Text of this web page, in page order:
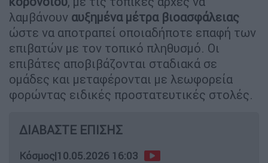
λαμβάνουν αυξημένα μέτρα βιοασφάλειας
ώστε να αποτραπεί οποιαδήποτε επαφή των
επιβατών με τον τοπικό πληθυσμό. Οι
επιβάτες αποβιβάζονται σταδιακά σε
ομάδες και μεταφέρονται με λεωφορεία
φορώντας ειδικές προστατευτικές στολές.
ΔΙΑΒΑΣΤΕ ΕΠΙΣΗΣ
Κόσμος|10.05.2026 16:03